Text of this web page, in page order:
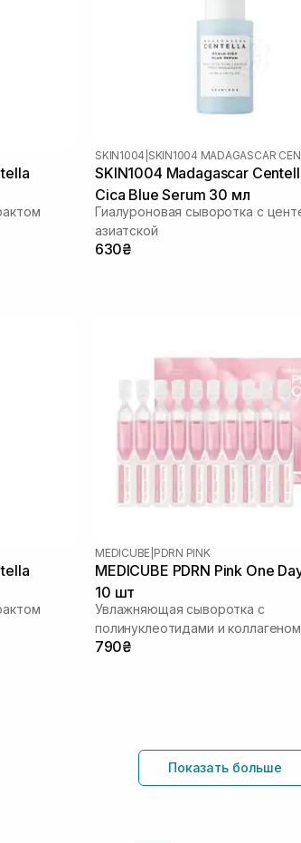
SKIN1004
SKIN1004 Madagascar
Cica Blue Serum 30 мл
Гиалуроновая сыворотка с
азиатской
630₴
MEDICUBE PDRN PINK
MEDICUBE PDRN Pink One
10 шт
Увлажняющая сыворотка с
полинуклеотидами и
сияния кожи
790₴
Показать больше